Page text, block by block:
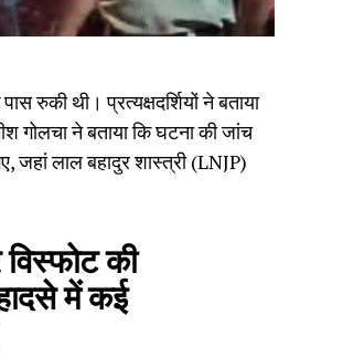
रुकी थी। प्रत्यक्षदर्शियों ने बताया
ने बताया कि घटना की जांच
जहां लाल बहादुर शास्त्री (LNJP)
की
में कई